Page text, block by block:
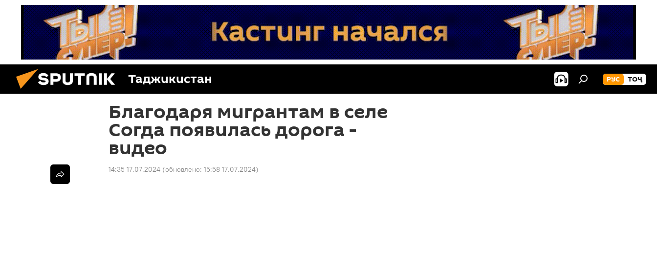
Таджикистан РУС ТОҶ
Благодаря мигрантам в селе
Согда появилась дорога -
видео
14:35 17.07.2024 (обновлено: 15:58 17.07.2024)